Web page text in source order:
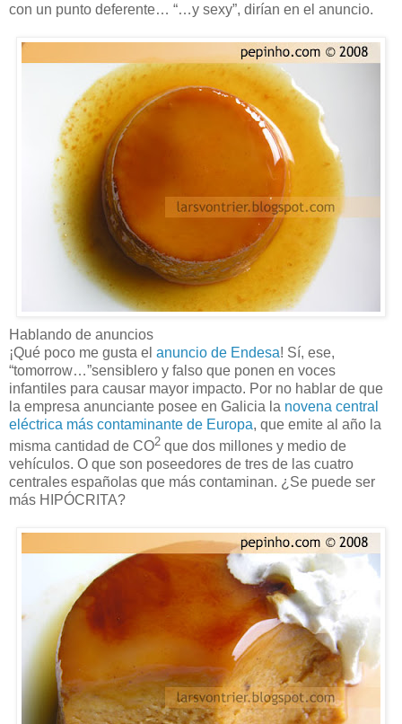
con un punto deferente… “…y sexy”, dirían en el anuncio.
Hablando de anuncios
¡Qué poco me gusta el anuncio de Endesa! Sí, ese,
“tomorrow…”sensiblero y falso que ponen en voces
infantiles para causar mayor impacto. Por no hablar de que
la empresa anunciante posee en Galicia la novena central
eléctrica más contaminante de Europa, que emite al año la
misma cantidad de CO2 que dos millones y medio de
vehículos. O que son poseedores de tres de las cuatro
centrales españolas que más contaminan. ¿Se puede ser
más HIPÓCRITA?